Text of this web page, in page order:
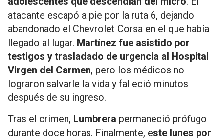
atacante escapó a pie por la ruta 6, dejando
abandonado el Chevrolet Corsa en el que había
llegado al lugar. Martínez fue asistido por
testigos y trasladado de urgencia al Hospital
Virgen del Carmen, pero los médicos no
lograron salvarle la vida y falleció minutos
después de su ingreso.
Tras el crimen, Lumbrera permaneció prófugo
durante doce horas. Finalmente, este lunes por